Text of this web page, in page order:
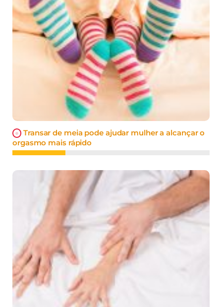
Transar de meia pode ajudar mulher a alcançar o
orgasmo mais rápido